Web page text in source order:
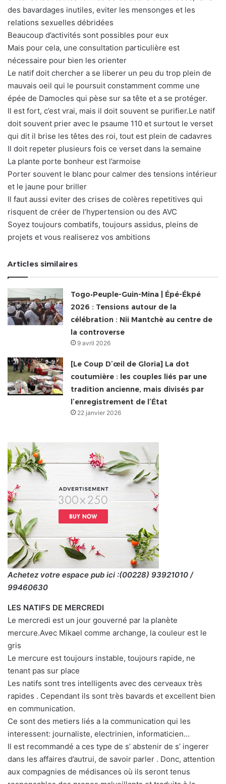
des bavardages inutiles, eviter les mensonges et les
relations sexuelles débridées
Beaucoup d’activités sont possibles pour eux
Mais pour cela, une consultation particulière est
nécessaire pour bien les orienter
Le natif doit chercher a se liberer un peu du trop plein de
mauvais oeil qui le poursuit constamment comme une
épée de Damocles qui pèse sur sa tête et a se protéger.
Il est fort, c’est vrai, mais il doit souvent se purifier.Le natif
doit souvent prier avec le psaume 110 et surtout le verset
qui dit il brise les têtes des roi, tout est plein de cadavres
Il doit repeter plusieurs fois ce verset dans la semaine
La plante porte bonheur est l’armoise
Porter souvent le blanc pour calmer des tensions intérieur
et le jaune pour briller
Il faut aussi eviter des crises de colères repetitives qui
risquent de créer de l’hypertension ou des AVC
Soyez toujours combatifs, toujours assidus, pleins de
projets et vous realiserez vos ambitions
Articles similaires
Togo•Peuple-Guin-Mina | Épé-Ékpé
2026 : Tensions autour de la
célébration : Nii Mantchè au centre de
la controverse
9 avril 2026
[Le Coup D’œil de Gloria] La dot
coutumière : les couples liés par une
tradition ancienne, mais divisés par
l’enregistrement de l’État
22 janvier 2026
Achetez votre espace pub ici :(00228) 93921010 /
99460630
LES NATIFS DE MERCREDI
Le mercredi est un jour gouverné par la planète
mercure.Avec Mikael comme archange, la couleur est le
gris
Le mercure est toujours instable, toujours rapide, ne
tenant pas sur place
Les natifs sont tres intelligents avec des cerveaux très
rapides . Cependant ils sont très bavards et excellent bien
en communication.
Ce sont des metiers liés a la communication qui les
interessent: journaliste, electrinien, informaticien…
Il est recommandé a ces type de s’ abstenir de s’ ingerer
dans les affaires d’autrui, de savoir parler . Donc, attention
aux compagnies de médisances où ils seront tenus